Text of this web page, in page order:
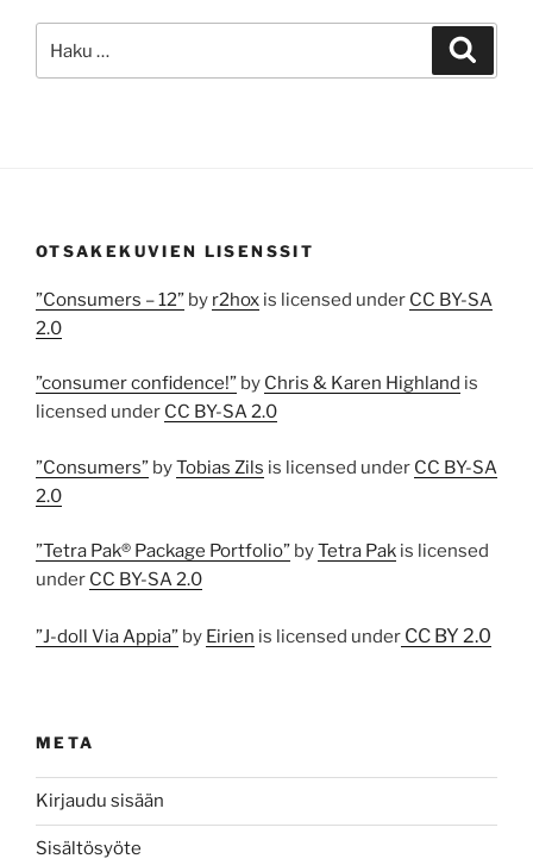
OTSAKEKUVIEN LISENSSIT
”Consumers – 12” by r2hox is licensed under CC BY-SA
2.0
”consumer confidence!” by Chris & Karen Highland is
licensed under CC BY-SA 2.0
”Consumers” byTobias Zils is licensed under CC BY-SA
2.0
”Tetra Pak® Package Portfolio” byTetra Pak is licensed
under CC BY-SA 2.0
”J-doll Via Appia” by Eirien is licensed under CC BY 2.0
META
Kirjaudu sisään
Sisältösyöte